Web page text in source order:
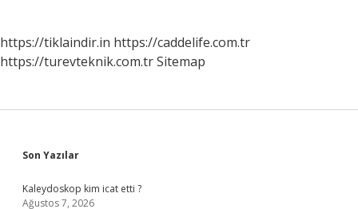
https://tiklaindir.in https://caddelife.com.tr
https://turevteknik.com.trSitemap
Sidebar
Son Yazılar
Kaleydoskop kim icat etti ?
Ağustos 7, 2026